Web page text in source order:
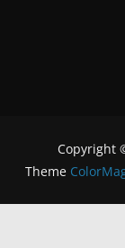
Copyright
Theme